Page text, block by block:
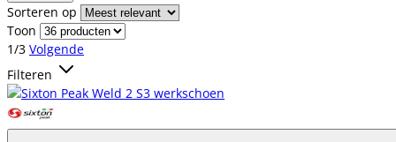
Sorteren op
Toon
1/3 Volgende
Filteren